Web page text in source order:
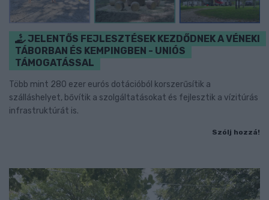
JELENTŐS FEJLESZTÉSEK KEZDŐDNEK A VÉNEKI
TÁBORBAN ÉS KEMPINGBEN - UNIÓS
TÁMOGATÁSSAL
Több mint 280 ezer eurós dotációból korszerűsítik a
szálláshelyet, bővítik a szolgáltatásokat és fejlesztik a vízitúrás
infrastruktúrát is.
Szólj hozzá!